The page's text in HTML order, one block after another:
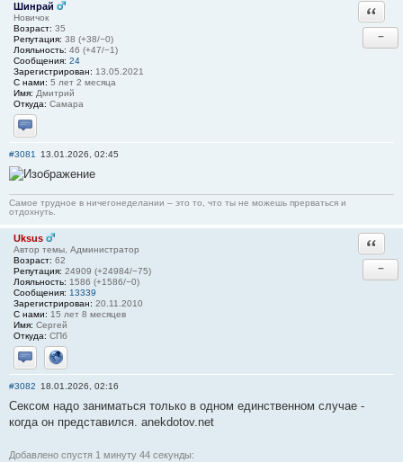
Шинрай
Новичок
Возраст: 35
Репутация: 38 (+38/−0)
Лояльность: 46 (+47/−1)
Сообщения: 24
Зарегистрирован: 13.05.2021
С нами: 5 лет 2 месяца
Имя: Дмитрий
Откуда: Самара
Отправить личное сообщение
−
#3081 13.01.2026, 02:45
Самое трудное в ничегонеделании – это то, что ты не можешь прерваться и
отдохнуть.
Uksus
Автор темы, Администратор
Возраст: 62
Репутация: 24909 (+24984/−75)
Лояльность: 1586 (+1586/−0)
Сообщения: 13339
Зарегистрирован: 20.11.2010
С нами: 15 лет 8 месяцев
Имя: Сергей
Откуда: СПб
Отправить личное сообщение
Сайт
−
#3082 18.01.2026, 02:16
Сексом надо заниматься только в одном единственном случае -
когда он представился. anekdotov.net
Добавлено спустя 1 минуту 44 секунды: